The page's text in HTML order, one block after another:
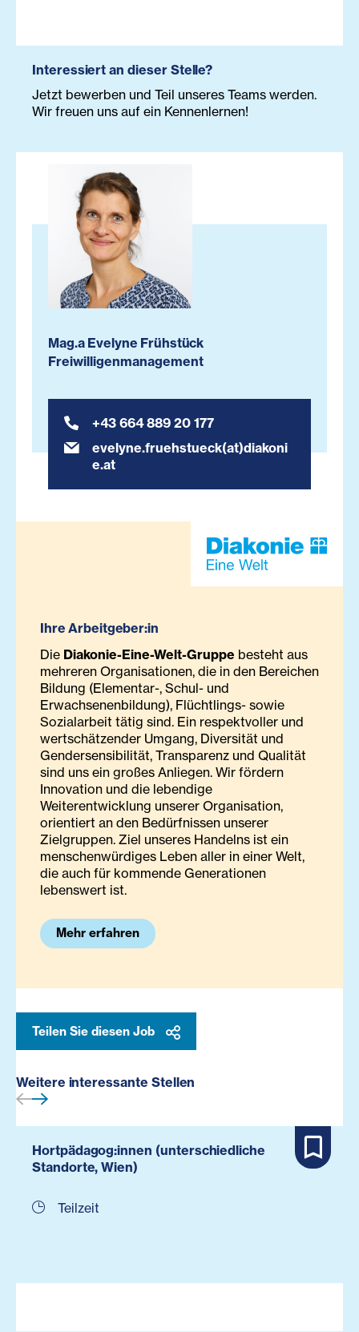
Interessiert an dieser Stelle?
Jetzt bewerben und Teil unseres Teams werden.
Wir freuen uns auf ein Kennenlernen!
Mag.a Evelyne Frühstück
Freiwilligenmanagement
+43 664 889 20 177
evelyne.fruehstueck(at)diakoni
e.at
Ihre Arbeitgeber:in
Die Diakonie-Eine-Welt-Gruppe besteht aus
mehreren Organisationen, die in den Bereichen
Bildung (Elementar-, Schul- und
Erwachsenenbildung), Flüchtlings- sowie
Sozialarbeit tätig sind. Ein respektvoller und
wertschätzender Umgang, Diversität und
Gendersensibilität, Transparenz und Qualität
sind uns ein großes Anliegen. Wir fördern
Innovation und die lebendige
Weiterentwicklung unserer Organisation,
orientiert an den Bedürfnissen unserer
Zielgruppen. Ziel unseres Handelns ist ein
menschenwürdiges Leben aller in einer Welt,
die auch für kommende Generationen
lebenswert ist.
Mehr erfahren
Teilen Sie diesen Job
Weitere interessante Stellen
Hortpädagog:innen (unterschiedliche
Standorte, Wien)
Teilzeit